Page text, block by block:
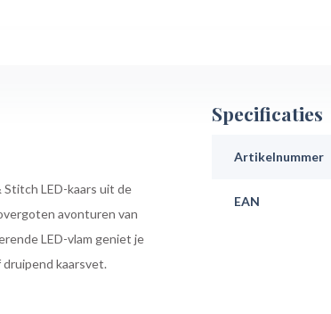
LED-kaars uit de
avonturen van
LED-vlam geniet je
druipend kaarsvet.
Specificaties
Artikelnummer
EAN